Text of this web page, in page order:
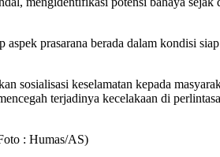
prasarana berada dalam kondisi
sosialisasi keselamatan kepada
terjadinya kecelakaan di
: Humas/AS)